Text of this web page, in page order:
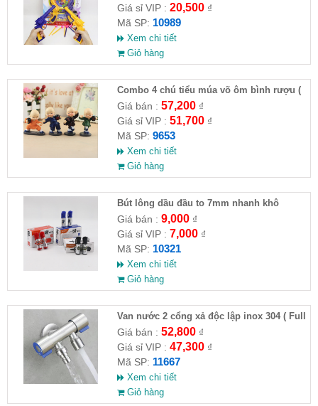
Giá sỉ VIP : 20,500₫
Mã SP: 10989
Xem chi tiết
Giỏ hàng
Combo 4 chú tiểu múa võ ôm bình rượu (
HĐ )
Giá bán : 57,200₫
Giá sỉ VIP : 51,700₫
Mã SP: 9653
Xem chi tiết
Giỏ hàng
Bút lông dầu đầu to 7mm nhanh khô
Giá bán : 9,000₫
Giá sỉ VIP : 7,000₫
Mã SP: 10321
Xem chi tiết
Giỏ hàng
Van nước 2 cổng xả độc lập inox 304 ( Full
VAT )
Giá bán : 52,800₫
Giá sỉ VIP : 47,300₫
Mã SP: 11667
Xem chi tiết
Giỏ hàng